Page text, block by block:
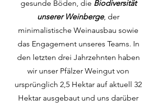
gesunde Böden, die Biodiversität
unserer Weinberge, der
minimalistische Weinausbau sowie
das Engagement unseres Teams. In
den letzten drei Jahrzehnten haben
wir unser Pfälzer Weingut von
ursprünglich 2,5 Hektar auf aktuell 32
Hektar ausgebaut und uns darüber